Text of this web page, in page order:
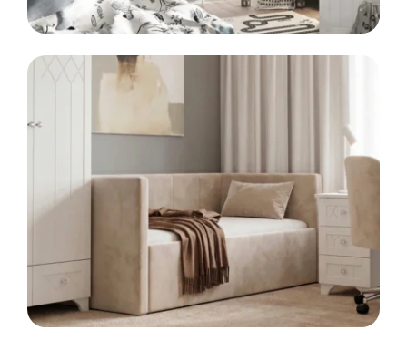
LINIA